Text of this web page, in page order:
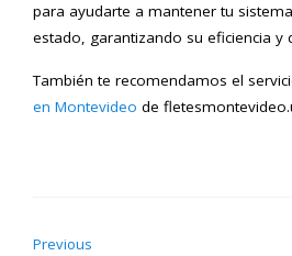
para ayudarte a mantener tu
estado, garantizando su eficiencia y
También te recomendamos el
en Montevideo de
Previous